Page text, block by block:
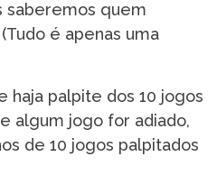
saberemos quem
é apenas uma
haja palpite dos 10 jogos
algum jogo for adiado,
de 10 jogos palpitados